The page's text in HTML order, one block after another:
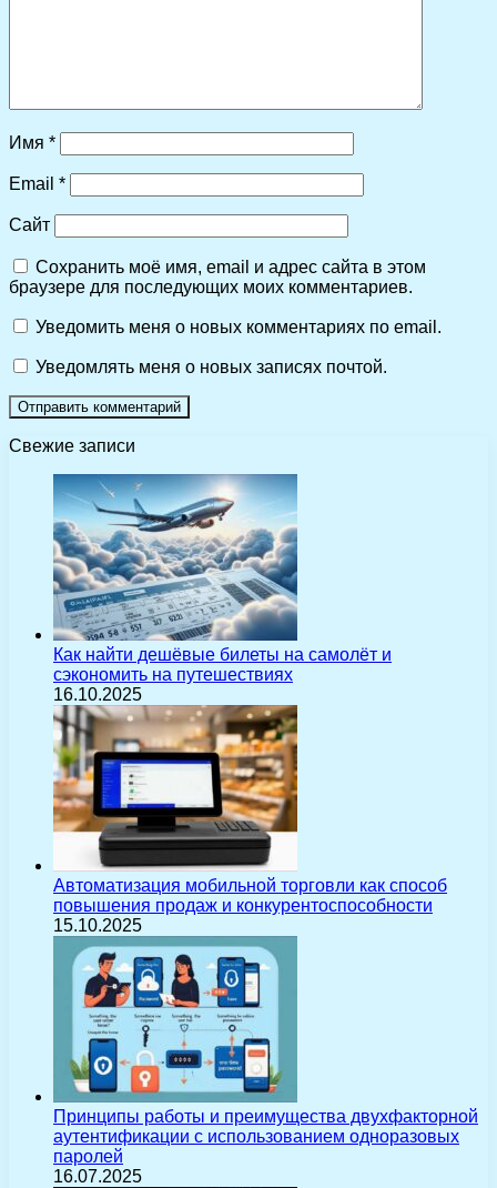
Имя *
Email *
Сайт
Сохранить моё имя, email и адрес сайта в этом
браузере для последующих моих комментариев.
Уведомить меня о новых комментариях по email.
Уведомлять меня о новых записях почтой.
Свежие записи
Как найти дешёвые билеты на самолёт и
сэкономить на путешествиях
16.10.2025
Автоматизация мобильной торговли как способ
повышения продаж и конкурентоспособности
15.10.2025
Принципы работы и преимущества двухфакторной
аутентификации с использованием одноразовых
паролей
16.07.2025